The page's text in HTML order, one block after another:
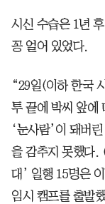
시신 수습은 1년
꽁 얼어 있었다.
“29일(이하 한국
투 끝에 박씨 앞에
‘눈사람’이 돼버
을 감추지 못했다.
대’ 일행 15명은
임시 캠프를 출발